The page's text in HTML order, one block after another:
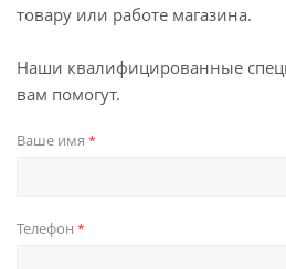
товару или работе магазина.
Наши квалифицированные
вам помогут.
Ваше имя *
Телефон *